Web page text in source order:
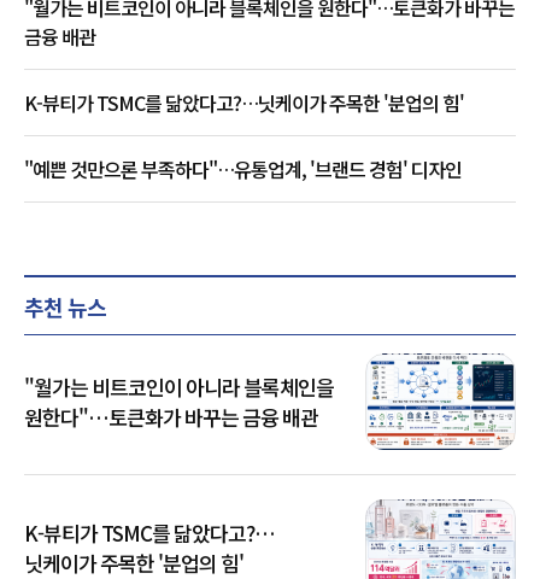
"월가는 비트코인이 아니라 블록체인을 원한다"…토큰화가 바꾸는
금융 배관
K-뷰티가 TSMC를 닮았다고?…닛케이가 주목한 '분업의 힘'
"예쁜 것만으론 부족하다"…유통업계, '브랜드 경험' 디자인
추천 뉴스
"월가는 비트코인이 아니라 블록체인을
원한다"…토큰화가 바꾸는 금융 배관
K-뷰티가 TSMC를 닮았다고?…
닛케이가 주목한 '분업의 힘'